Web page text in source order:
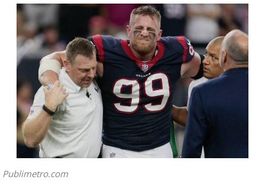
Publimetro.com